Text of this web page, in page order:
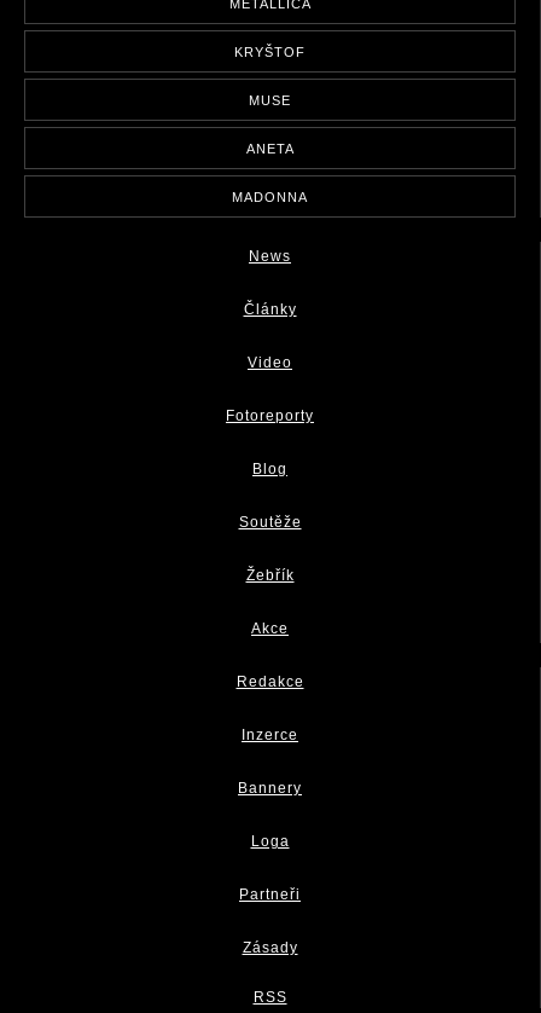
METALLICA
KRYŠTOF
MUSE
ANETA
MADONNA
News
Články
Video
Fotoreporty
Blog
Soutěže
Žebřík
Akce
Redakce
Inzerce
Bannery
Loga
Partneři
Zásady
RSS